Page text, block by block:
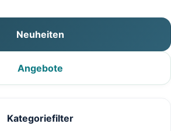
Neuheiten
Angebote
Kategoriefilter